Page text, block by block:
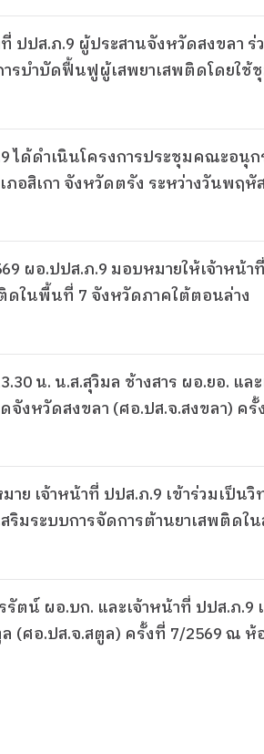
ปปส.ภ.9 ผู้ประสานจังหวัดสงขลา
บำบัดฟื้นฟูผู้เสพยาเสพติดโดยใช้ชุ
จังหวัดภาคใต้ตอนล่าง
ได้ดำเนินโครงการประชุมคณะอนุ
ภอสิเกา จังหวัดตรัง ระหว่างวันพ
ประธาน
ผอ.ปปส.ภ.9 มอบหมายให้เจ้าหน้า
ดในพื้นที่ 7 จังหวัดภาคใต้ตอนล่าง
น. น.ส.สุวิมล ช้างสาร ผอ.ยอ.
งหวัดสงขลา (ศอ.ปส.จ.สงขลา) ค
ย เจ้าหน้าที่ ปปส.ภ.9 เข้าร่วมเป็
ริมระบบการจัดการต้านยาเสพติด
(ศอ.ปส.จ.สตูล) ครั้งที่ 7/2569 ณ
ตูล เป็นประธาน